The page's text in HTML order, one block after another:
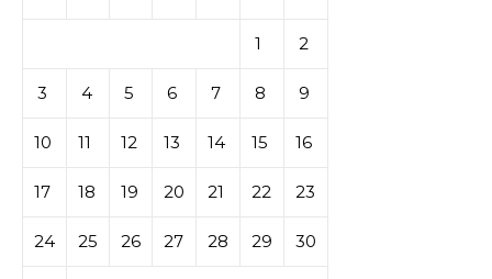
1 2
3 4 5 6 7 8 9
10 11 12 13 14 15 16
17 18 19 20 21 22 23
24 25 26 27 28 29 30